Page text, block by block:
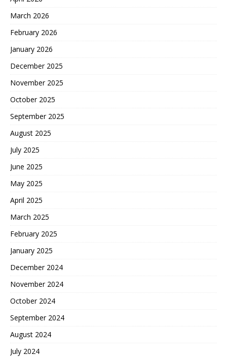
March 2026
February 2026
January 2026
December 2025
November 2025
October 2025
September 2025
August 2025
July 2025
June 2025
May 2025
April 2025
March 2025
February 2025
January 2025
December 2024
November 2024
October 2024
September 2024
August 2024
July 2024